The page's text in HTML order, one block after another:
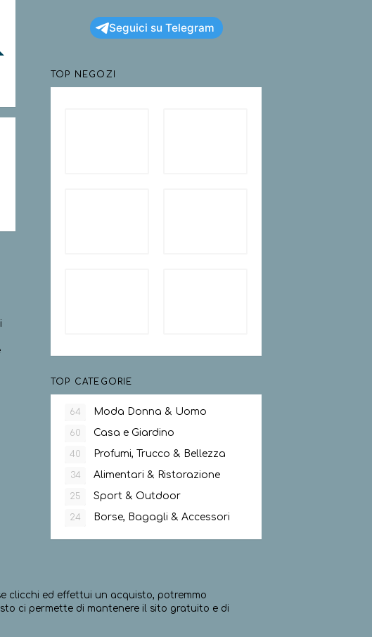
Seguici su Telegram
TOP NEGOZI
TOP CATEGORIE
64 Moda Donna & Uomo
60 Casa e Giardino
40 Profumi, Trucco & Bellezza
34 Alimentari & Ristorazione
25 Sport & Outdoor
24 Borse, Bagagli & Accessori
clicchi ed effettui un acquisto, potremmo
ci permette di mantenere il sito gratuito e di